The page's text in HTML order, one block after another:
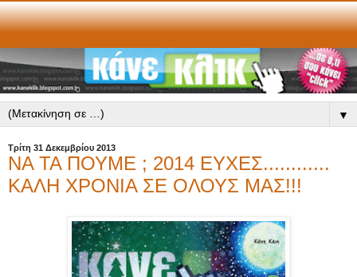
▼
Τρίτη 31 Δεκεμβρίου 2013
ΝΑ ΤΑ ΠΟΥΜΕ ; 2014 ΕΥΧΕΣ............
ΚΑΛΗ ΧΡΟΝΙΑ ΣΕ ΟΛΟΥΣ ΜΑΣ!!!